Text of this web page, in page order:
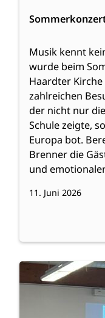
Musik kennt
wurde beim
Haardter
zahlreichen
der nicht nur
Schule zeigte,
Europa bot.
Brenner die
und
11. Juni 2026
Weiterlesen:
zur